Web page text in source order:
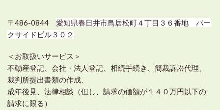
〒486-0844 愛知県春日井市鳥居松町４丁目３６番地 パー
クサイドビル３０２
＜お取扱いサービス＞
不動産登記、会社・法人登記、相続手続き、簡裁訴訟代理、
裁判所提出書類の作成、
成年後見、法律相談（但し、請求の価額が１４０万円以下の
請求に限る）